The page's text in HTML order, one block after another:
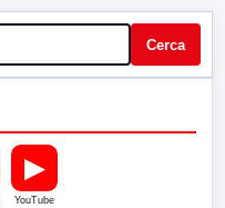
Cerca
▶
YouTube